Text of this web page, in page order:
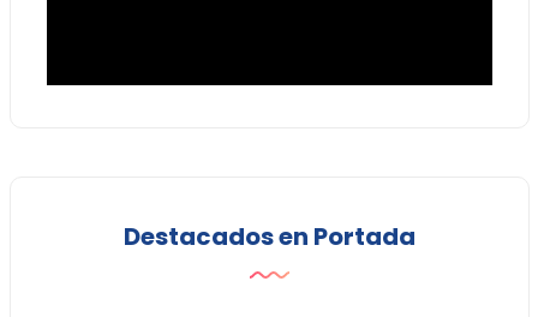
Destacados en Portada